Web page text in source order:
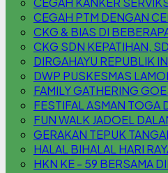
CEGAH PTM DENGAN
CKG & BIAS DI
CKG SDN KEPATIHAN,
DIRGAHAYU REPUBLIK
DWP PUSKESMAS
FAMILY GATHERING
FESTIFAL ASMAN TOGA
FUN WALK JADOEL
GERAKAN TEPUK
HALAL BIHALAL HARI
HKN KE - 59 BERSAMA